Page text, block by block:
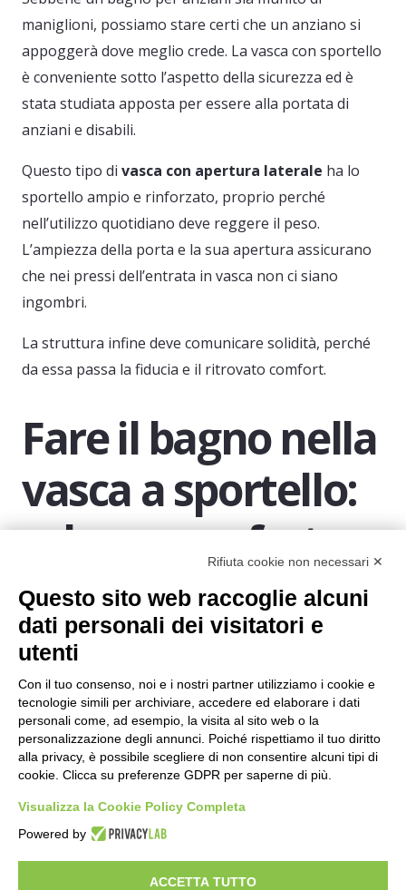
maniglioni, possiamo stare certi che un anziano si
appoggerà dove meglio crede. La vasca con sportello
è conveniente sotto l’aspetto della sicurezza ed è
stata studiata apposta per essere alla portata di
anziani e disabili.
Questo tipo di vasca con apertura laterale ha lo
sportello ampio e rinforzato, proprio perché
nell’utilizzo quotidiano deve reggere il peso.
L’ampiezza della porta e la sua apertura assicurano
che nei pressi dell’entrata in vasca non ci siano
ingombri.
La struttura infine deve comunicare solidità, perché
da essa passa la fiducia e il ritrovato comfort.
Fare il bagno nella
vasca a sportello:
relax e comfort
Un anziano o un disabile quando fanno il bagno
hanno l’esigenza, e anche il diritto, di potersi
rilassare visto che già vivono una quotidianità
complessa. Poter fare il bagno in unavasca con
apertura lateralesignifica anche migliorare il
proprio benessere psicofisico. Parliamo dello spazio
utile non solo al movimento, ma anche al
rilassamento. Stendere le gambe e appoggiarsi sullo
schienale permette di inclinarsi all’indietro e di
provare una grande sensazione di comfort.
In alcuni modelli si può aggiungere il
Rifiuta cookie non necessari ✕
Questo sito web raccoglie alcuni
dati personali dei visitatori e
utenti
Con il tuo consenso, noi e i nostri partner utilizziamo i cookie e
tecnologie simili per archiviare, accedere ed elaborare i dati
personali come, ad esempio, la visita al sito web o la
personalizzazione degli annunci. Poiché rispettiamo il tuo diritto
alla privacy, è possibile scegliere di non consentire alcuni tipi di
cookie. Clicca su preferenze GDPR per saperne di più.
Visualizza la Cookie Policy Completa
Powered by
ACCETTA TUTTO